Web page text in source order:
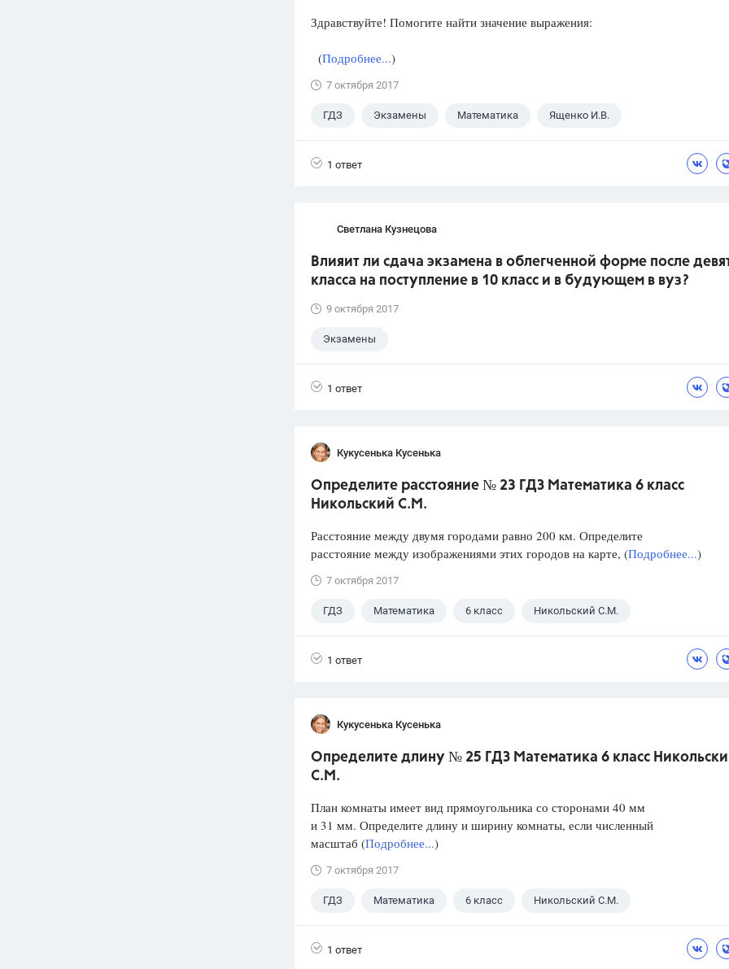
Здравствуйте! Помогите найти значение выражения:
(Подробнее...)
7 октября 2017
ГДЗ Экзамены Математика Ященко И.В.
1 ответ
Светлана Кузнецова
Влияит ли сдача экзамена в облегченной форме после
класса на поступление в 10 класс и в будующем в вуз?
9 октября 2017
Экзамены
1 ответ
Кукусенька Кусенька
Определите расстояние № 23 ГДЗ Математика 6 класс
Никольский С.М.
Расстояние между двумя городами равно 200 км. Определите
расстояние между изображениями этих городов на карте, (Подробнее...)
7 октября 2017
ГДЗ Математика 6 класс Никольский С.М.
1 ответ
Кукусенька Кусенька
Определите длину № 25 ГДЗ Математика 6 класс
С.М.
План комнаты имеет вид прямоугольника со сторонами 40 мм
и 31 мм. Определите длину и ширину комнаты, если численный
масштаб (Подробнее...)
7 октября 2017
ГДЗ Математика 6 класс Никольский С.М.
1 ответ